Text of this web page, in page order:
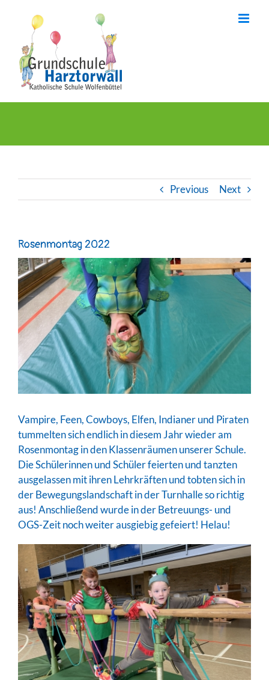
content
Previous Next
Rosenmontag 2022
View
Larger
Image
Vampire, Feen, Cowboys, Elfen, Indianer und Piraten
tummelten sich endlich in diesem Jahr wieder am
Rosenmontag in den Klassenräumen unserer Schule.
Die Schülerinnen und Schüler feierten und tanzten
ausgelassen mit ihren Lehrkräften und tobten sich in
der Bewegungslandschaft in der Turnhalle so richtig
aus! Anschließend wurde in der Betreuungs- und
OGS-Zeit noch weiter ausgiebig gefeiert! Helau!